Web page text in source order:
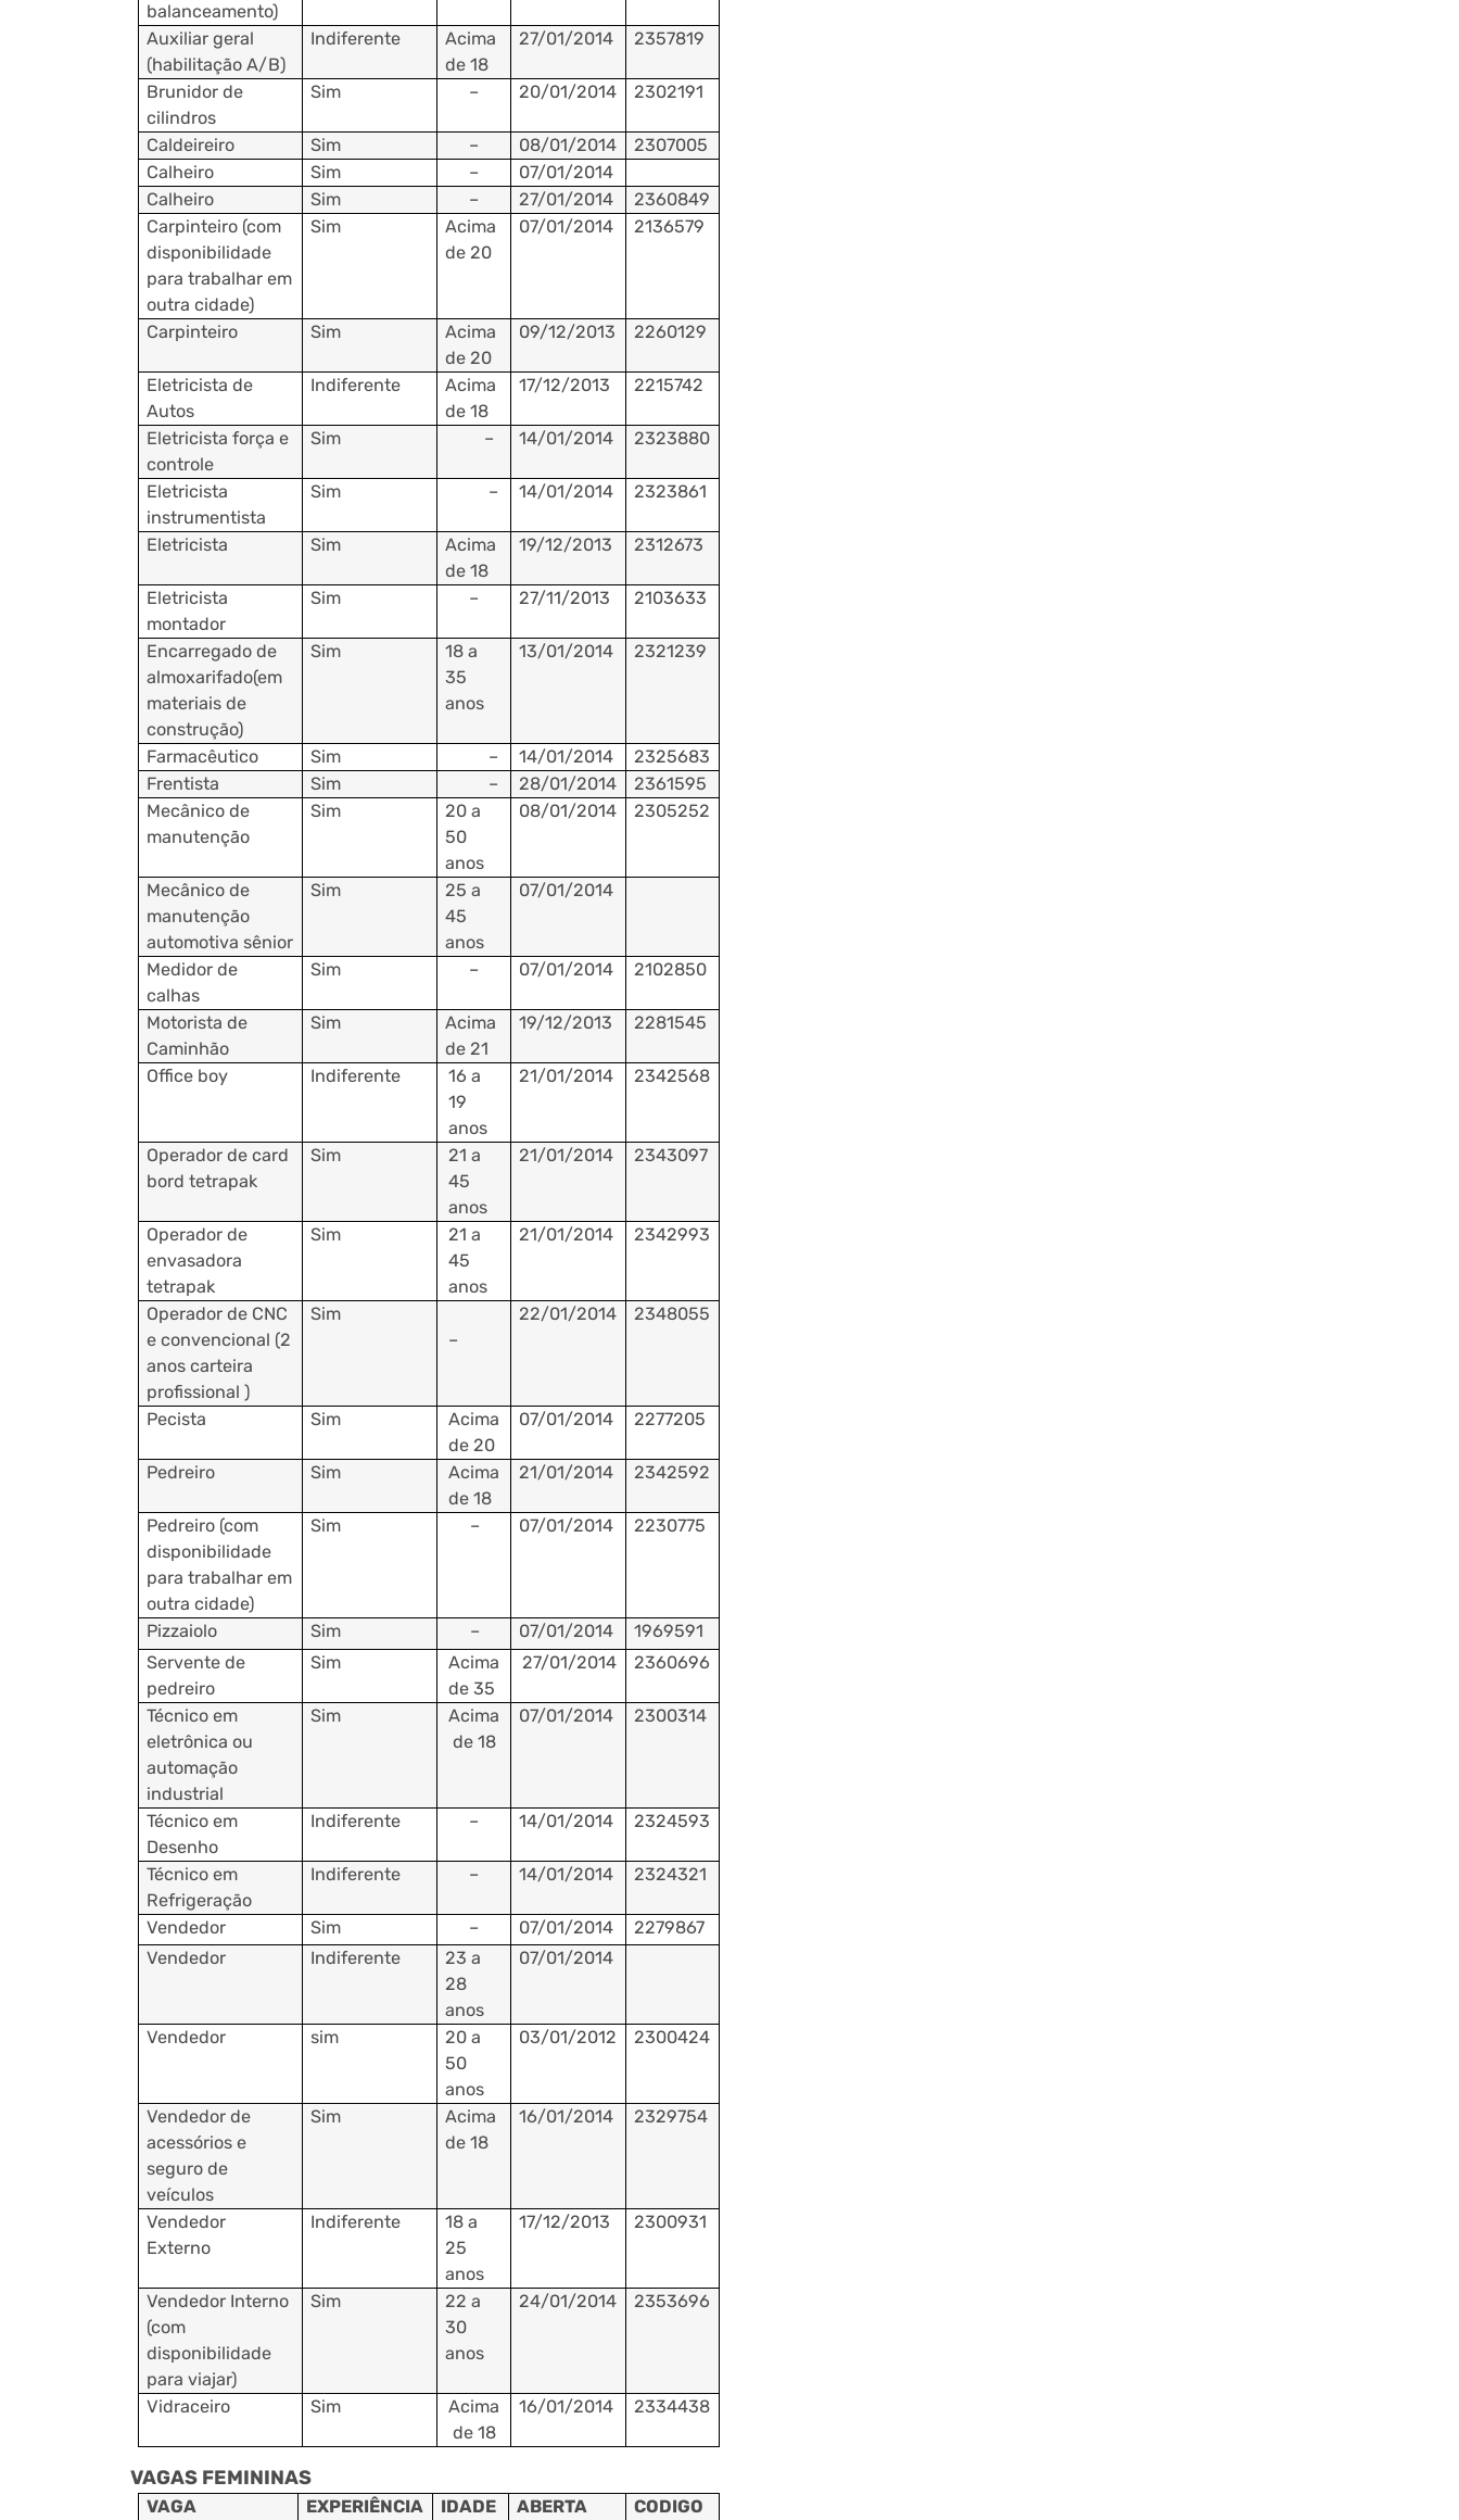
balanceamento)
Auxiliar geral
(habilitação A/B)
Indiferente
Acima
de 18
27/01/2014 2357819
Brunidor de
cilindros
Sim – 20/01/2014 2302191
Caldeireiro Sim – 08/01/2014
2307005
Calheiro
Sim –
07/01/2014
Calheiro
Sim – 27/01/2014
2360849
Carpinteiro (com
disponibilidade
para trabalhar em
outra cidade)
Sim
Acima
de 20
07/01/2014 2136579
Carpinteiro Sim
Acima
de 20
09/12/2013 2260129
Eletricista de
Autos
Indiferente
Acima
de 18
17/12/2013 2215742
Eletricista força e
controle
Sim – 14/01/2014 2323880
Eletricista
instrumentista
Sim – 14/01/2014 2323861
Eletricista Sim
Acima
de 18
19/12/2013 2312673
Eletricista
montador
Sim – 27/11/2013 2103633
Encarregado de
almoxarifado(em
materiais de
construção)
Sim
18 a
35
anos
13/01/2014 2321239
Farmacêutico Sim – 14/01/2014
2325683
Frentista
Sim – 28/01/2014
2361595
Mecânico de
manutenção
Sim
20 a
50
anos
08/01/2014 2305252
Mecânico de
manutenção
automotiva sênior
Sim
25 a
45
anos
07/01/2014
Medidor de
calhas
Sim – 07/01/2014 2102850
Motorista de
Caminhão
Sim
Acima
de 21
19/12/2013 2281545
Office boy Indiferente
16 a
19
anos
21/01/2014 2342568
Operador de card
bord tetrapak
Sim
21 a
45
anos
21/01/2014 2343097
Operador de
envasadora
tetrapak
Sim
21 a
45
anos
21/01/2014 2342993
Operador de CNC
e convencional (2
anos carteira
profissional )
Sim
–
22/01/2014 2348055
Pecista Sim
Acima
de 20
07/01/2014 2277205
Pedreiro Sim
Acima
de 18
21/01/2014 2342592
Pedreiro (com
disponibilidade
para trabalhar em
outra cidade)
Sim – 07/01/2014 2230775
Pizzaiolo Sim – 07/01/2014
1969591
Servente de
pedreiro
Sim
Acima
de 35
27/01/2014 2360696
Técnico em
eletrônica ou
automação
industrial
Sim
Acima
de 18
07/01/2014 2300314
Técnico em
Desenho
Indiferente – 14/01/2014 2324593
Técnico em
Refrigeração
Indiferente – 14/01/2014 2324321
Vendedor Sim – 07/01/2014
2279867
Vendedor
Indiferente
23 a
28
anos
07/01/2014
Vendedor sim
20 a
50
anos
03/01/2012 2300424
Vendedor de
acessórios e
seguro de
veículos
Sim
Acima
de 18
16/01/2014 2329754
Vendedor
Externo
Indiferente
18 a
25
anos
17/12/2013 2300931
Vendedor Interno
(com
disponibilidade
para viajar)
Sim
22 a
30
anos
24/01/2014 2353696
Vidraceiro Sim
Acima
de 18
16/01/2014 2334438
VAGAS FEMININAS
VAGA EXPERIÊNCIA IDADE ABERTA CODIGO